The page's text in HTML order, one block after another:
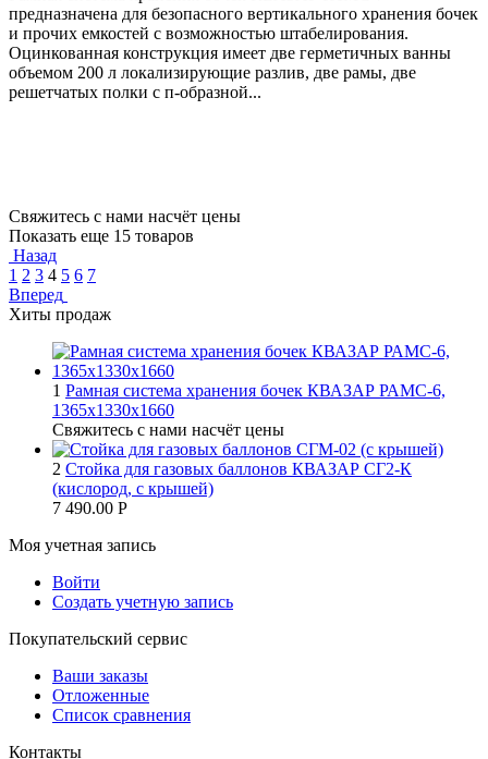
предназначена для безопасного вертикального хранения бочек
и прочих емкостей с возможностью штабелирования.
Оцинкованная конструкция имеет две герметичных ванны
объемом 200 л локализирующие разлив, две рамы, две
решетчатых полки с п-образной...
Свяжитесь с нами насчёт цены
Показать еще 15 товаров
Назад
1 2 3 4 5 6 7
Вперед
Хиты продаж
1 Рамная система хранения бочек КВАЗАР РАМС-6,
1365х1330х1660
Свяжитесь с нами насчёт цены
2 Стойка для газовых баллонов КВАЗАР СГ2-К
(кислород, с крышей)
7 490.00 Р
Моя учетная запись
Войти
Создать учетную запись
Покупательский сервис
Ваши заказы
Отложенные
Список сравнения
Контакты